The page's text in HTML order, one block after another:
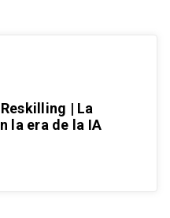
| La
la era de la IA